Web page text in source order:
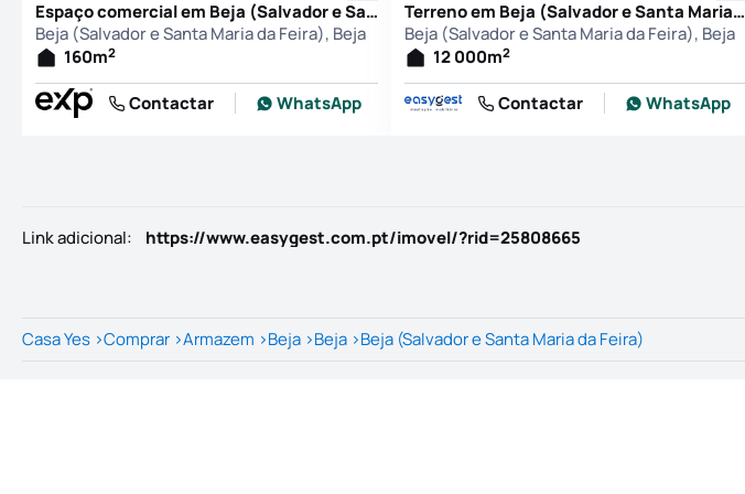
Espaço comercial em Beja (Salvador e Santa Maria da Feira), Beja
Beja (Salvador e Santa Maria da Feira), Beja
160m2
Contactar WhatsApp
Terreno em Beja (Salvador e Santa Maria da Feira), Beja
Beja (Salvador e Santa Maria da Feira), Beja
12 000m2
Contactar WhatsApp
Link adicional: https://www.easygest.com.pt/imovel/?rid=25808665
Casa Yes >Comprar >Armazem >Beja >Beja >Beja (Salvador e Santa Maria da Feira)